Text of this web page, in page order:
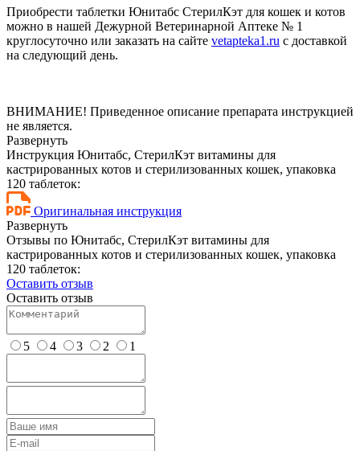
Приобрести таблетки Юнитабс СтерилКэт для кошек и котов
можно в нашей Дежурной Ветеринарной Аптеке № 1
круглосуточно или заказать на сайте vetapteka1.ru с доставкой
на следующий день.
ВНИМАНИЕ! Приведенное описание препарата инструкцией
не является.
Развернуть
Инструкция Юнитабс, СтерилКэт витамины для
кастрированных котов и стерилизованных кошек, упаковка
120 таблеток:
Оригинальная инструкция
Развернуть
Отзывы по Юнитабс, СтерилКэт витамины для
кастрированных котов и стерилизованных кошек, упаковка
120 таблеток:
Оставить отзыв
Оставить отзыв
5 4 3 2 1